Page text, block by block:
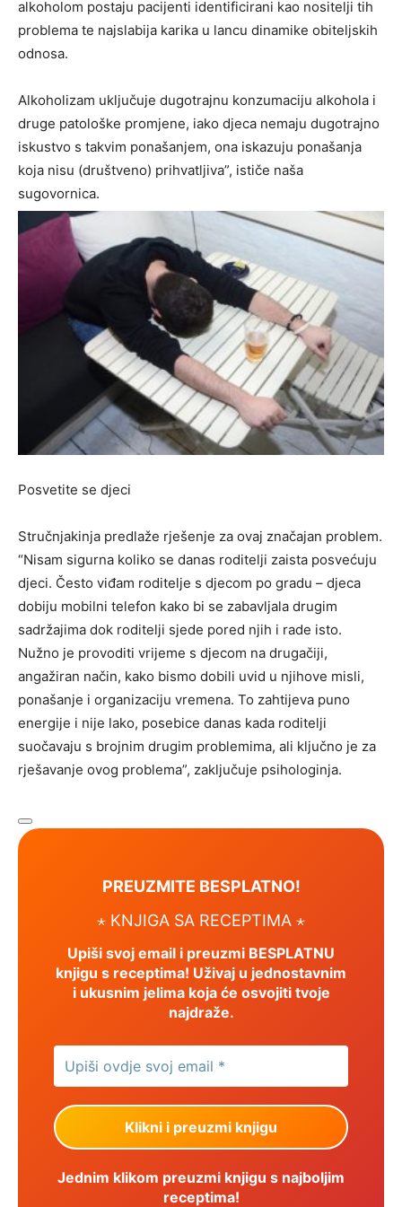
alkoholom postaju pacijenti identificirani kao nositelji tih
problema te najslabija karika u lancu dinamike obiteljskih
odnosa.
Alkoholizam uključuje dugotrajnu konzumaciju alkohola i
druge patološke promjene, iako djeca nemaju dugotrajno
iskustvo s takvim ponašanjem, ona iskazuju ponašanja
koja nisu (društveno) prihvatljiva”, ističe naša
sugovornica.
Posvetite se djeci
Stručnjakinja predlaže rješenje za ovaj značajan problem.
“Nisam sigurna koliko se danas roditelji zaista posvećuju
djeci. Često viđam roditelje s djecom po gradu – djeca
dobiju mobilni telefon kako bi se zabavljala drugim
sadržajima dok roditelji sjede pored njih i rade isto.
Nužno je provoditi vrijeme s djecom na drugačiji,
angažiran način, kako bismo dobili uvid u njihove misli,
ponašanje i organizaciju vremena. To zahtijeva puno
energije i nije lako, posebice danas kada roditelji
suočavaju s brojnim drugim problemima, ali ključno je za
rješavanje ovog problema”, zaključuje psihologinja.
PREUZMITE BESPLATNO!
⋆ KNJIGA SA RECEPTIMA ⋆
Upiši svoj email i preuzmi BESPLATNU
knjigu s receptima! Uživaj u jednostavnim
i ukusnim jelima koja će osvojiti tvoje
najdraže.
Jednim klikom preuzmi knjigu s najboljim
receptima!